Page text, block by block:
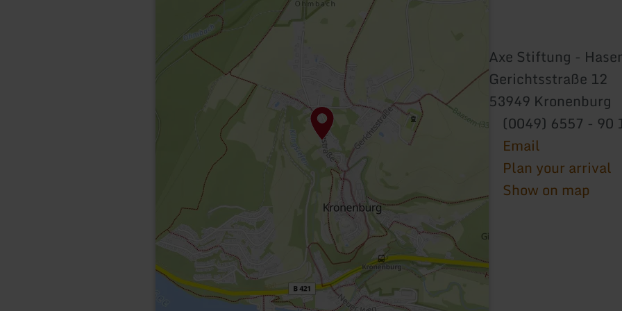
Axe Stiftung -
Gerichtsstraße 12
53949 Kronenburg
(0049) 6557 - 90
Email
Plan your arrival
Show on map